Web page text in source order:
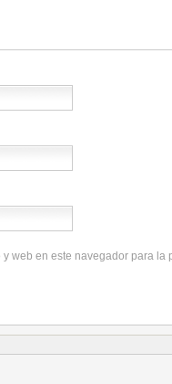
web en este navegador para la